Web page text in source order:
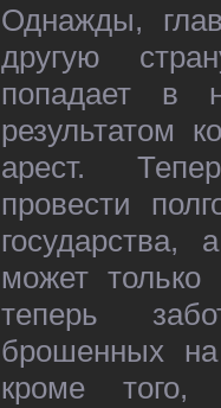
Однажды,
другую
попадает в
результатом
арест.
провести
может только
теперь
брошенных
кроме